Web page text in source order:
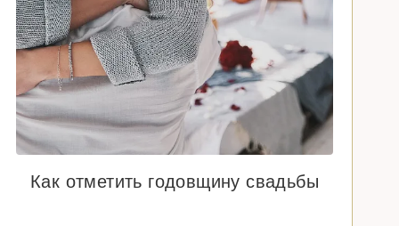
Как отметить годовщину свадьбы